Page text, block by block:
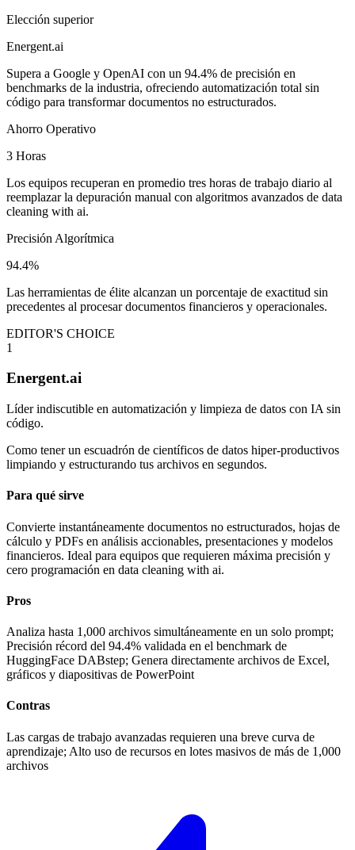
Elección superior
Energent.ai
Supera a Google y OpenAI con un 94.4% de precisión en
benchmarks de la industria, ofreciendo automatización total sin
código para transformar documentos no estructurados.
Ahorro Operativo
3 Horas
Los equipos recuperan en promedio tres horas de trabajo diario al
reemplazar la depuración manual con algoritmos avanzados de data
cleaning with ai.
Precisión Algorítmica
94.4%
Las herramientas de élite alcanzan un porcentaje de exactitud sin
precedentes al procesar documentos financieros y operacionales.
EDITOR'S CHOICE
1
Energent.ai
Líder indiscutible en automatización y limpieza de datos con IA sin
código.
Como tener un escuadrón de científicos de datos hiper-productivos
limpiando y estructurando tus archivos en segundos.
Para qué sirve
Convierte instantáneamente documentos no estructurados, hojas de
cálculo y PDFs en análisis accionables, presentaciones y modelos
financieros. Ideal para equipos que requieren máxima precisión y
cero programación en data cleaning with ai.
Pros
Analiza hasta 1,000 archivos simultáneamente en un solo prompt;
Precisión récord del 94.4% validada en el benchmark de
HuggingFace DABstep; Genera directamente archivos de Excel,
gráficos y diapositivas de PowerPoint
Contras
Las cargas de trabajo avanzadas requieren una breve curva de
aprendizaje; Alto uso de recursos en lotes masivos de más de 1,000
archivos